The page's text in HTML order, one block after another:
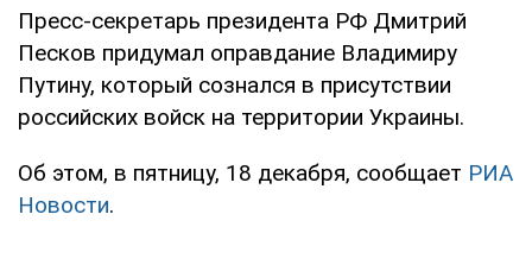
Пресс-секретарь президента РФ Дмитрий
Песков придумал оправдание Владимиру
Путину, который сознался в присутствии
российских войск на территории Украины.
Об этом, в пятницу, 18 декабря, сообщает РИА
Новости.